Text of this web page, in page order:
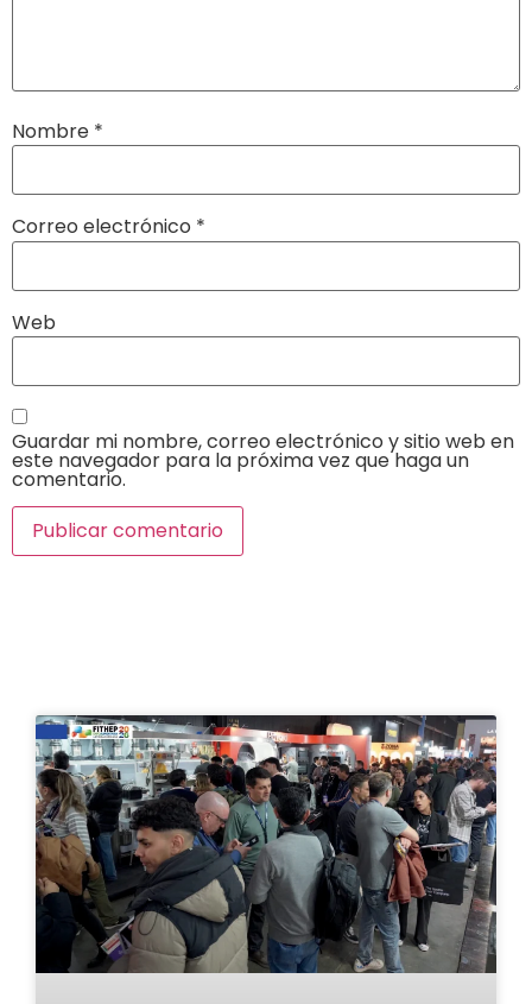
Nombre *
Correo electrónico *
Web
Guardar mi nombre, correo electrónico y sitio web en
este navegador para la próxima vez que haga un
comentario.